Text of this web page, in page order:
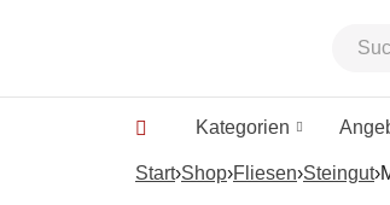
Kategorien
Start›Shop›Fliesen›Steingut›